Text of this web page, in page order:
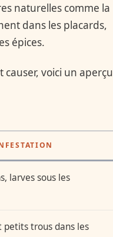
naturelles comme la
dans les placards,
épices.
causer, voici un aperçu
larves sous les
petits trous dans les